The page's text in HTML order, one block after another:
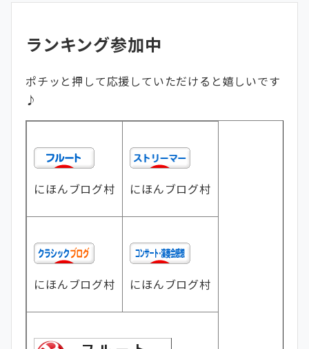
ランキング参加中
ポチッと押して応援していただけると嬉しいです
♪
にほんブログ村 にほんブログ村
にほんブログ村 にほんブログ村